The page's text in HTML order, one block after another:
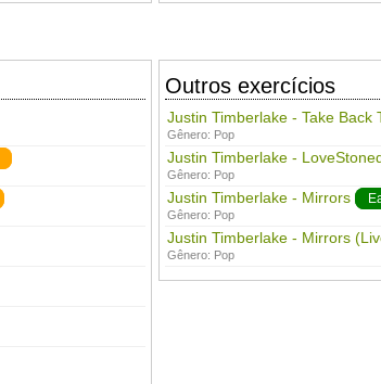
Outros exercícios
Justin Timberlake - Take Back
Gênero: Pop
Justin Timberlake -
Gênero: Pop
Justin Timberlake - Mirrors
Gênero: Pop
Justin Timberlake - Mirrors
Gênero: Pop